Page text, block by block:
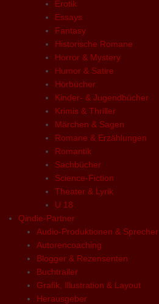
Erotik
Essays
Fantasy
Historische Romane
Horror & Mystery
Humor & Satire
Hörbücher
Kinder- & Jugendbücher
Krimis & Thriller
Märchen & Sagen
Romane & Erzählungen
Romantik
Sachbücher
Science-Fiction
Theater & Lyrik
U 18
Qindie-Partner
Audio-Produktionen & Sprecher
Autorencoaching
Blogger & Rezensenten
Buchtrailer
Grafik, Illustration & Layout
Herausgeber